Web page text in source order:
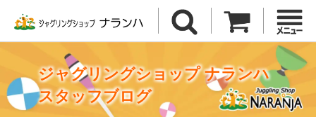
ジャグリングショップ ナランハ
スタッフブログ